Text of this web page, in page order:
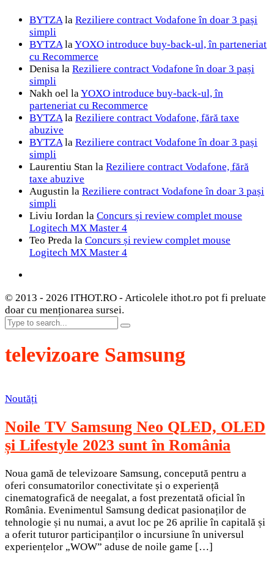
BYTZAla Reziliere contract Vodafone în doar 3 pași
simpli
BYTZAlaYOXO introduce buy-back-ul, în parteneriat
cu Recommerce
Denisa la Reziliere contract Vodafone în doar 3 pași
simpli
Nakh oel laYOXO introduce buy-back-ul, în
parteneriat cu Recommerce
BYTZAla Reziliere contract Vodafone, fără taxe
abuzive
BYTZAla Reziliere contract Vodafone în doar 3 pași
simpli
Laurentiu Stan la Reziliere contract Vodafone, fără
taxe abuzive
Augustin la Reziliere contract Vodafone în doar 3 pași
simpli
Liviu Iordan la Concurs și review complet mouse
Logitech MX Master 4
Teo Preda la Concurs și review complet mouse
Logitech MX Master 4
© 2013 - 2026 ITHOT.RO - Articolele ithot.ro pot fi preluate
doar cu menționarea sursei.
televizoare Samsung
Noutăți
Noile TV Samsung Neo QLED, OLED
și Lifestyle 2023 sunt în România
Noua gamă de televizoare Samsung, concepută pentru a
oferi consumatorilor conectivitate și o experiență
cinematografică de neegalat, a fost prezentată oficial în
România. Evenimentul Samsung dedicat pasionaților de
tehnologie și nu numai, a avut loc pe 26 aprilie în capitală și
a oferit tuturor participanților o incursiune în universul
experiențelor „WOW” aduse de noile game […]